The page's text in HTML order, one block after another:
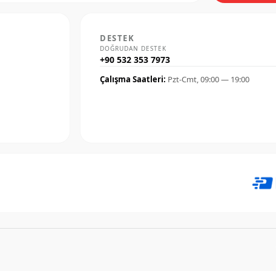
DESTEK
DOĞRUDAN DESTEK
+90 532 353 7973
Çalışma Saatleri: Pzt-Cmt, 09:00 — 19:00